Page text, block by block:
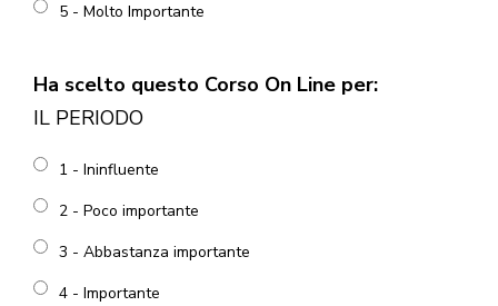
5 - Molto Importante
Ha scelto questo Corso On Line per:
IL PERIODO
1 - Ininfluente
2 - Poco importante
3 - Abbastanza importante
4 - Importante